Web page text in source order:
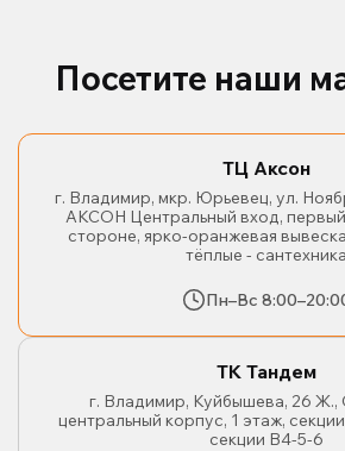
Посетите наши
ТЦ Аксон
г. Владимир, мкр. Юрьевец, ул.
АКСОН Центральный вход,
стороне, ярко-оранжевая
тёплые - сантехника
Пн–Вс
ТК Тандем
г. Владимир, Куйбышева, 26
центральный корпус, 1 этаж,
секции В4-5-6